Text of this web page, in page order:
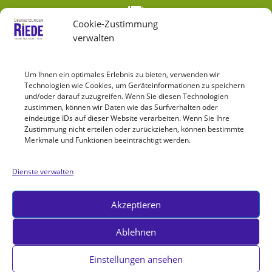
Cookie-Zustimmung
verwalten
Um Ihnen ein optimales Erlebnis zu bieten, verwenden wir
Technologien wie Cookies, um Geräteinformationen zu speichern
und/oder darauf zuzugreifen. Wenn Sie diesen Technologien
zustimmen, können wir Daten wie das Surfverhalten oder
eindeutige IDs auf dieser Website verarbeiten. Wenn Sie Ihre
Zustimmung nicht erteilen oder zurückziehen, können bestimmte
Merkmale und Funktionen beeinträchtigt werden.
Dienste verwalten
Akzeptieren
Ablehnen
Einstellungen ansehen
info@uebersetzungen-riede.de
Impressum|Datenschutz|Cookie-Richtlinie (EU)
Design/ Programmierung byCM System GmbH